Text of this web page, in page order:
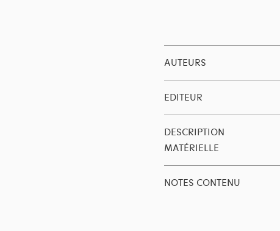
AUTEURS
EDITEUR
DESCRIPTION
MATÉRIELLE
NOTES CONTENU